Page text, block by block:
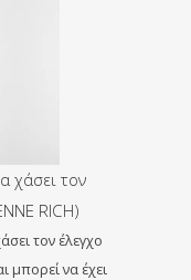
χάσει τον
RICH)
τον έλεγχο
μπορεί να έχει